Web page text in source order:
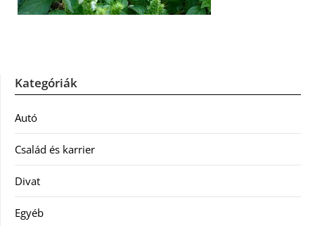
Kategóriák
Autó
Család és karrier
Divat
Egyéb